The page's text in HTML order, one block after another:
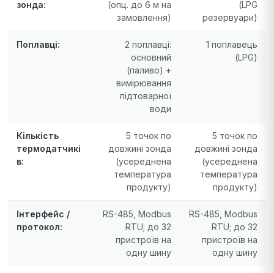
зонда:
(опц. до 6 м на
замовлення)
(LPG
резервуари)
Поплавці:
2 поплавці:
основний
(паливо) +
вимірювання
підтоварної
води
1 поплавець
(LPG)
Кількість
термодатчикі
в:
5 точок по
довжині зонда
(усереднена
температура
продукту)
5 точок по
довжині зонда
(усереднена
температура
продукту)
Інтерфейс /
протокол:
RS-485, Modbus
RTU; до 32
пристроїв на
одну шину
RS-485, Modbus
RTU; до 32
пристроїв на
одну шину